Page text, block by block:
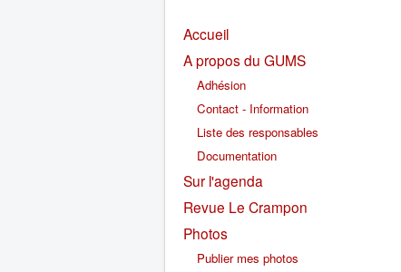
Accueil
A propos du GUMS
Adhésion
Contact - Information
Liste des responsables
Documentation
Sur l'agenda
Revue Le Crampon
Photos
Publier mes photos